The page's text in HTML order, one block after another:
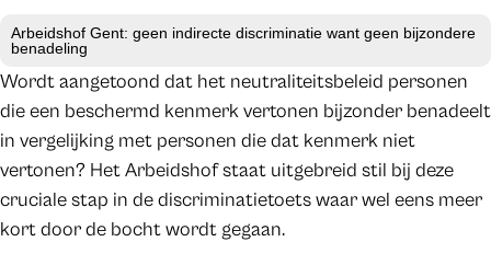
Arbeidshof Gent: geen indirecte discriminatie want geen bijzondere
benadeling
Wordt aangetoond dat het neutraliteitsbeleid personen
die een beschermd kenmerk vertonen bijzonder benadeelt
in vergelijking met personen die dat kenmerk niet
vertonen? Het Arbeidshof staat uitgebreid stil bij deze
cruciale stap in de discriminatietoets waar wel eens meer
kort door de bocht wordt gegaan.